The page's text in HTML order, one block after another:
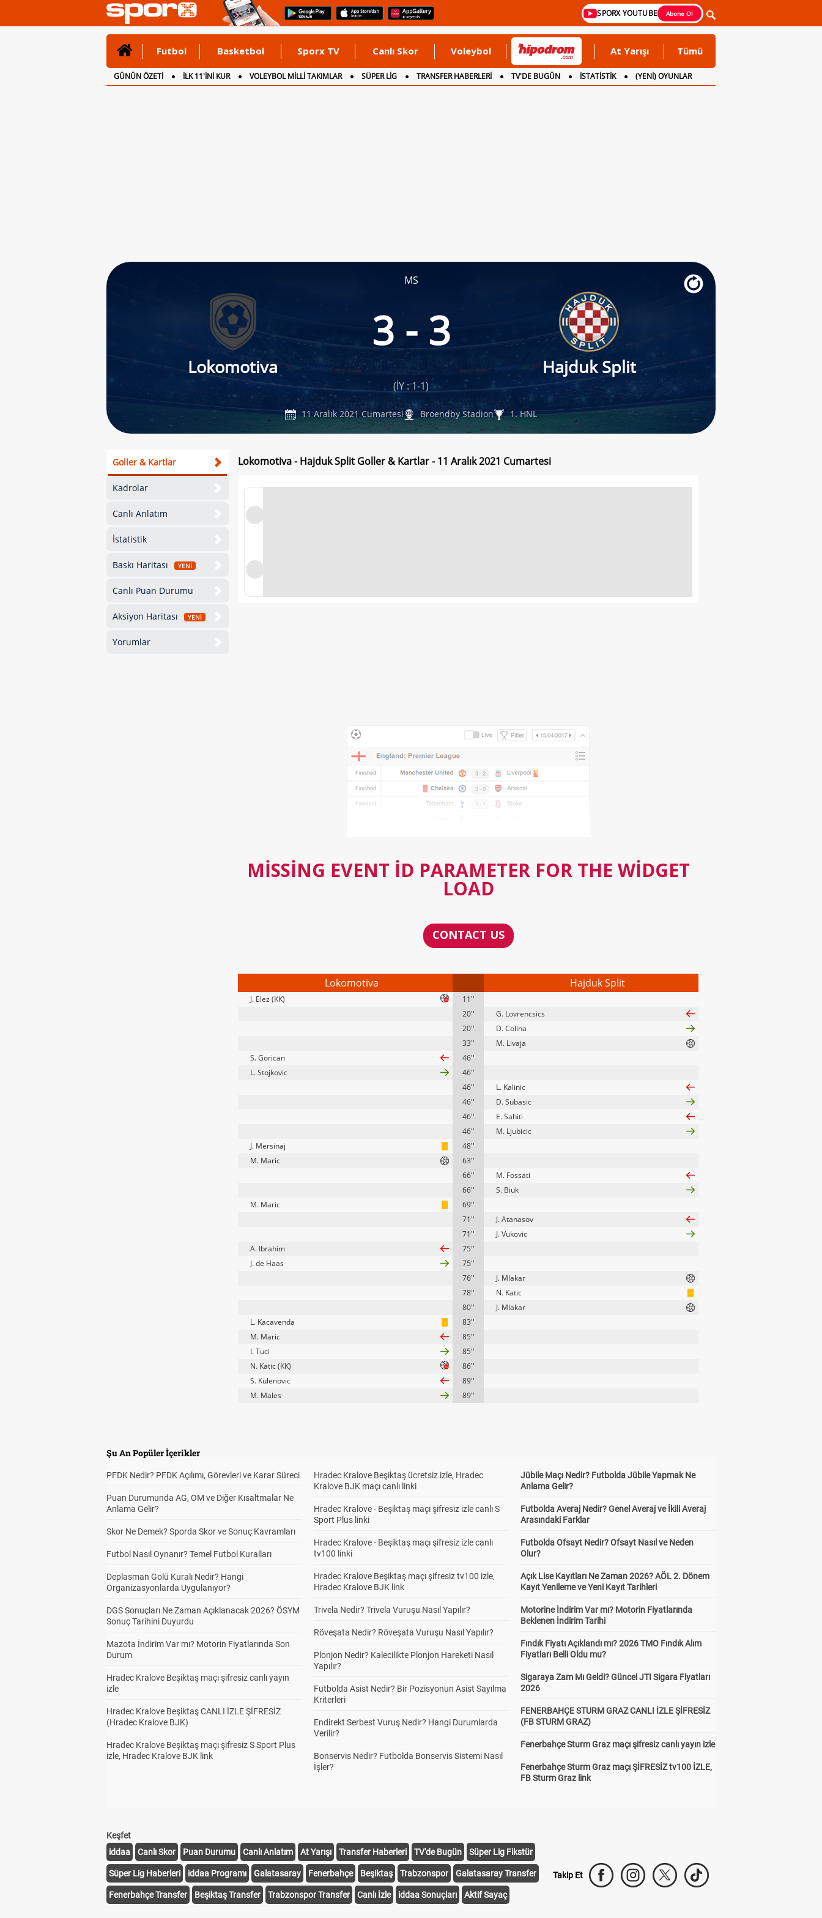
SPORX YOUTUBE Abone Ol
Futbol Basketbol Sporx TV Canlı Skor Voleybol At Yarışı Tümü
GÜNÜN ÖZETİ İLK 11'İNİ KUR VOLEYBOL MİLLİ TAKIMLAR SÜPER LİG TRANSFER HABERLERİ TV'DE BUGÜN İSTATİSTİK
(YENİ) OYUNLAR
CANLI ANLATIM
İNGİLTERE
MS
Lokomotiva
3 - 3
Hajduk Split
(İY : 1-1)
11 Aralık 2021 Cumartesi Broendby Stadion 1. HNL
Goller & Kartlar
Kadrolar
Canlı Anlatım
İstatistik
Baskı Haritası YENİ
Canlı Puan Durumu
Aksiyon Haritası YENİ
Yorumlar
Lokomotiva - Hajduk Split Goller & Kartlar - 11 Aralık 2021 Cumartesi
MISSING EVENT ID PARAMETER FOR THE WIDGET
LOAD
CONTACT US
Lokomotiva Hajduk Split
J. Elez (KK)
11''
20''
G. Lovrencsics
20''
D. Colina
33''
M. Livaja
S. Gorican
46''
L. Stojkovic
46''
46''
L. Kalinic
46''
D. Subasic
46''
E. Sahiti
46''
M. Ljubicic
J. Mersinaj
48''
M. Maric
63''
66''
M. Fossati
66''
S. Biuk
M. Maric
69''
71''
J. Atanasov
71''
J. Vukovic
A. Ibrahim
75''
J. de Haas
75''
76''
J. Mlakar
78''
N. Katic
80''
J. Mlakar
L. Kacavenda
83''
M. Maric
85''
I. Tuci
85''
N. Katic (KK)
86''
S. Kulenovic
89''
M. Males
89''
Şu An Popüler İçerikler
PFDK Nedir? PFDK Açılımı, Görevleri ve Karar Süreci
Puan Durumunda AG, OM ve Diğer Kısaltmalar Ne
Anlama Gelir?
Skor Ne Demek? Sporda Skor ve Sonuç Kavramları
Futbol Nasıl Oynanır? Temel Futbol Kuralları
Deplasman Golü Kuralı Nedir? Hangi
Organizasyonlarda Uygulanıyor?
DGS Sonuçları Ne Zaman Açıklanacak 2026? ÖSYM
Sonuç Tarihini Duyurdu
Mazota İndirim Var mı? Motorin Fiyatlarında Son
Durum
Hradec Kralove Beşiktaş maçı şifresiz canlı yayın
izle
Hradec Kralove Beşiktaş CANLI İZLE ŞİFRESİZ
(Hradec Kralove BJK)
Hradec Kralove Beşiktaş maçı şifresiz S Sport Plus
izle, Hradec Kralove BJK link
Hradec Kralove Beşiktaş ücretsiz izle, Hradec
Kralove BJK maçı canlı linki
Hradec Kralove - Beşiktaş maçı şifresiz izle canlı S
Sport Plus linki
Hradec Kralove - Beşiktaş maçı şifresiz izle canlı
tv100 linki
Hradec Kralove Beşiktaş maçı şifresiz tv100 izle,
Hradec Kralove BJK link
Trivela Nedir? Trivela Vuruşu Nasıl Yapılır?
Röveşata Nedir? Röveşata Vuruşu Nasıl Yapılır?
Plonjon Nedir? Kalecilikte Plonjon Hareketi Nasıl
Yapılır?
Futbolda Asist Nedir? Bir Pozisyonun Asist Sayılma
Kriterleri
Endirekt Serbest Vuruş Nedir? Hangi Durumlarda
Verilir?
Bonservis Nedir? Futbolda Bonservis Sistemi Nasıl
İşler?
Jübile Maçı Nedir? Futbolda Jübile Yapmak Ne
Anlama Gelir?
Futbolda Averaj Nedir? Genel Averaj ve İkili Averaj
Arasındaki Farklar
Futbolda Ofsayt Nedir? Ofsayt Nasıl ve Neden
Olur?
Açık Lise Kayıtları Ne Zaman 2026? AÖL 2. Dönem
Kayıt Yenileme ve Yeni Kayıt Tarihleri
Motorine İndirim Var mı? Motorin Fiyatlarında
Beklenen İndirim Tarihi
Fındık Fiyatı Açıklandı mı? 2026 TMO Fındık Alım
Fiyatları Belli Oldu mu?
Sigaraya Zam Mı Geldi? Güncel JTI Sigara Fiyatları
2026
FENERBAHÇE STURM GRAZ CANLI İZLE ŞİFRESİZ
(FB STURM GRAZ)
Fenerbahçe Sturm Graz maçı şifresiz canlı yayın izle
Fenerbahçe Sturm Graz maçı ŞİFRESİZ tv100 İZLE,
FB Sturm Graz link
Keşfet
iddaa
Canlı Skor Puan Durumu Canlı Anlatım At Yarışı Transfer Haberleri TV'de Bugün Süper Lig Fikstür
Süper Lig Haberleri iddaa Programı Galatasaray Fenerbahçe Beşiktaş Trabzonspor Galatasaray Transfer
Fenerbahçe Transfer Beşiktaş Transfer Trabzonspor Transfer Canlı İzle iddaa Sonuçları Aktif Sayaç
Takip Et